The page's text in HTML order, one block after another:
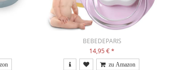
BEBEDEPARIS
14,95 €*